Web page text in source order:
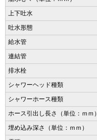
上下吐水
吐水形態
給水管
連結管
排水栓
シャワーヘッド種類
シャワーホース種類
ホース引出し長さ（単位：ｍｍ）
埋め込み深さ（単位：ｍｍ）